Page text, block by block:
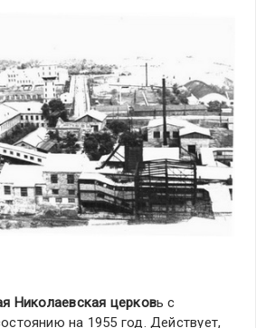
Николаевская церковь с
на 1955 год. Действует,